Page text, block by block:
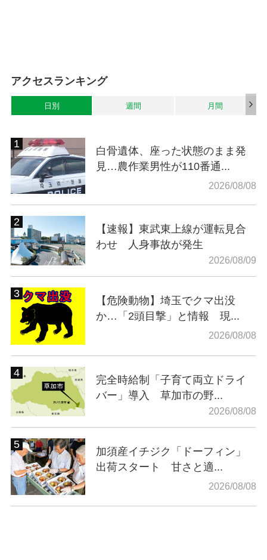
アクセスランキング
日別 週間 月間
白骨遺体、座った状態のまま発
見…農作業男性が110番通...
2026/08/08
【速報】東武東上線が運転見合
わせ 人身事故が発生
2026/08/09
【危険動物】埼玉でクマ出没
か…「2頭目撃」と情報 現...
2026/08/08
完全時給制「子育て両立ドライ
バー」導入 草加市の野...
2026/08/08
加須産イチジク「ドーフィン」
出荷スタート 甘さと適...
2026/08/08